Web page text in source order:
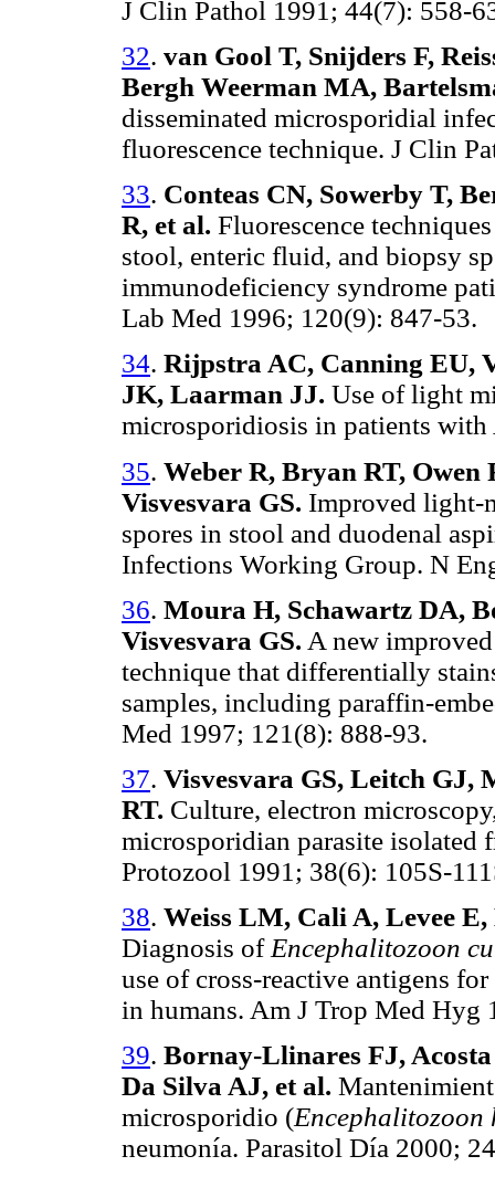
J Clin Pathol 1991; 44(7): 558-
32. van Gool T, Snijders F,
Bergh Weerman MA,
disseminated microsporidial
fluorescence technique. J Clin
33. Conteas CN, Sowerby T,
R, et al. Fluorescence
stool, enteric fluid, and biopsy
immunodeficiency syndrome
Lab Med 1996; 120(9): 847-53.
34. Rijpstra AC, Canning EU,
JK, Laarman JJ. Use of light
microsporidiosis in patients
35. Weber R, Bryan RT,
Visvesvara GS. Improved light-
spores in stool and duodenal
Infections Working Group. N
36. Moura H, Schawartz DA,
Visvesvara GS. A new
technique that differentially
samples, including paraffin-
Med 1997; 121(8): 888-93.
37. Visvesvara GS, Leitch GJ,
RT. Culture, electron
microsporidian parasite isolated
Protozool 1991; 38(6): 105S-
38. Weiss LM, Cali A, Levee
Diagnosis of Encephalitozoon
use of cross-reactive antigens
in humans. Am J Trop Med Hyg
39. Bornay-Llinares FJ,
Da Silva AJ, et al.
microsporidio (Encephalitozoon
neumonía. Parasitol Día 2000;